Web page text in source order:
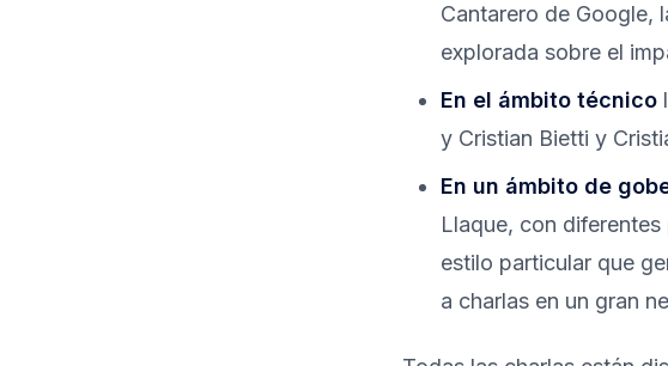
Cantarero de Google,
explorada sobre el
En el ámbito técnico
y Cristian Bietti y
En un ámbito de
Llaque, con
estilo particular que
a charlas en un gran